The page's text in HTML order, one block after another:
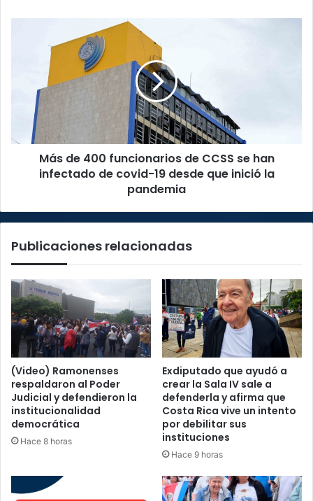
confirmados
funcionarios
funcionarios
infectado
que
la
Más de 400 funcionarios de CCSS se han
infectado de covid-19 desde que inició la
pandemia
Publicaciones relacionadas
(Video) Ramonenses
respaldaron al Poder
Judicial y defendieron la
institucionalidad
democrática
Hace 8 horas
Exdiputado que ayudó a
crear la Sala IV sale a
defenderla y afirma que
Costa Rica vive un intento
por debilitar sus
instituciones
Hace 9 horas